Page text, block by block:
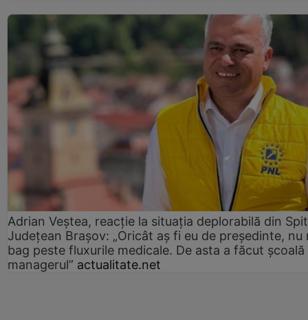
Adrian Veștea, reacție la situația deplorabilă din
Județean Brașov: „Oricât aș fi eu de președinte, nu
bag peste fluxurile medicale. De asta a făcut școală
managerul” actualitate.net